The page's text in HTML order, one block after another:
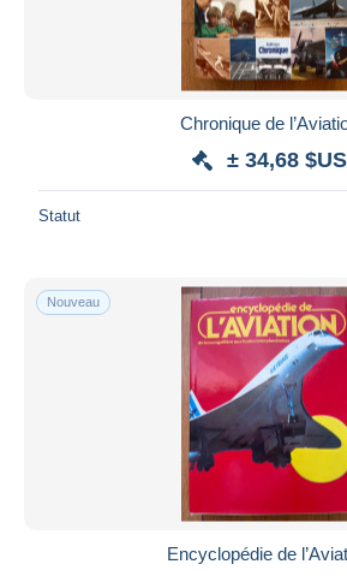
Chronique de
± 34,68 $US
Statut
Nouveau
Encyclopédie de